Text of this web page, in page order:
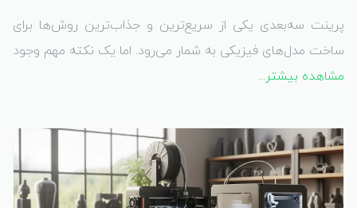
پرینت سه‌بعدی یکی از سریع‌ترین و جذاب‌ترین روش‌ها برای
ساخت مدل‌های فیزیکی به شمار می‌رود. اما یک نکته مهم وجود
دارد: کیفیت پرینت کاملاً به کیفیت فایل سه‌بعدی شما بستگی
مشاهده بیشتر...